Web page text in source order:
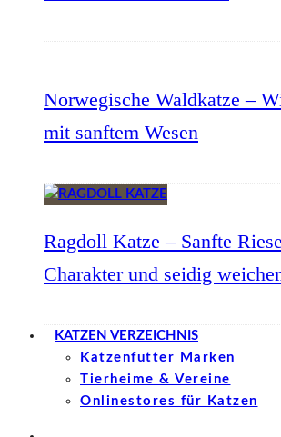
Norwegische Waldkatze –
mit sanftem Wesen
Ragdoll Katze – Sanfte
Charakter und seidig
KATZEN VERZEICHNIS
Katzenfutter Marken
Tierheime & Vereine
Onlinestores für Katzen